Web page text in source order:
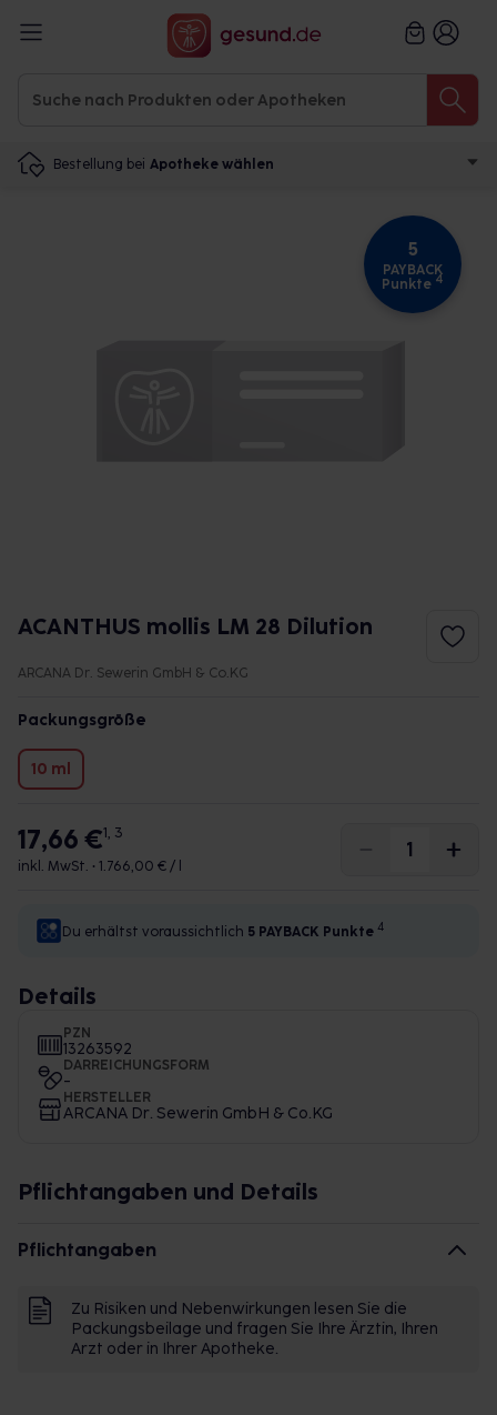
Bestellung bei Apotheke wählen
5
PAYBACK
Punkte 4
ACANTHUS mollis LM 28 Dilution
ARCANA Dr. Sewerin GmbH & Co.KG
Packungsgröße
10 ml
17,66 €1, 3
inkl. MwSt. • 1.766,00 € / l
Du erhältst voraussichtlich 5 PAYBACK Punkte 4
Details
PZN
13263592
DARREICHUNGSFORM
-
HERSTELLER
ARCANA Dr. Sewerin GmbH & Co.KG
Pflichtangaben und Details
Pflichtangaben
Zu Risiken und Nebenwirkungen lesen Sie die
Packungsbeilage und fragen Sie Ihre Ärztin, Ihren
Arzt oder in Ihrer Apotheke.